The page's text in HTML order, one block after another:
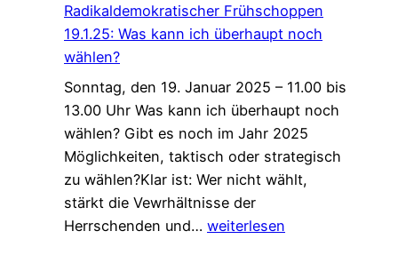
Trump
und
–
die
Macht
im
Netz?
Radikaldemokratischer Frühschoppen
19.1.25: Was kann ich überhaupt noch
wählen?
Sonntag, den 19. Januar 2025 – 11.00 bis
13.00 Uhr Was kann ich überhaupt noch
wählen? Gibt es noch im Jahr 2025
Möglichkeiten, taktisch oder strategisch
zu wählen?Klar ist: Wer nicht wählt,
stärkt die Vewrhältnisse der
Herrschenden und… Radikaldemokratischer
weiterlesen